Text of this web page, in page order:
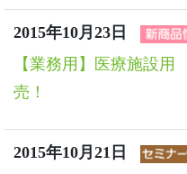
2015年10月23日
【業務用】医療施設
売！
2015年10月21日